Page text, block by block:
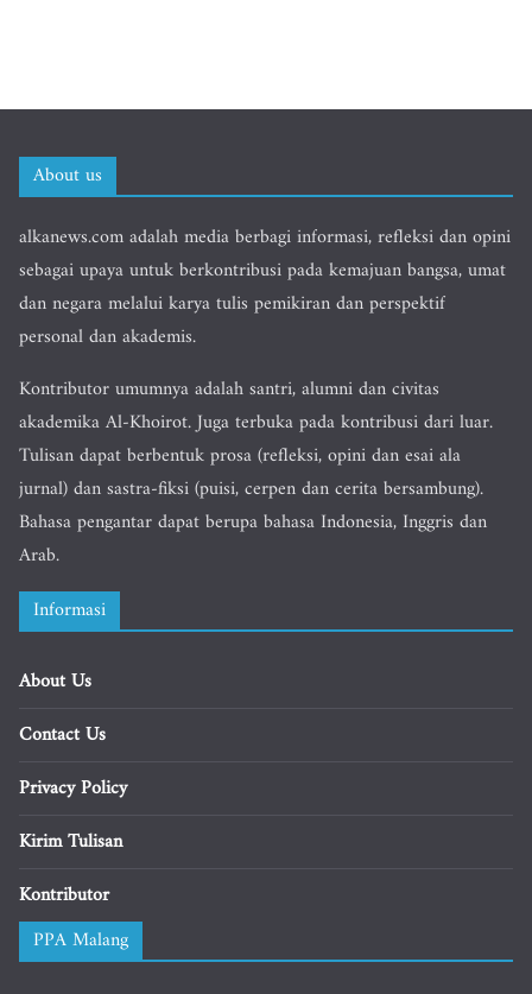
About us
alkanews.com adalah media berbagi informasi, refleksi dan opini
sebagai upaya untuk berkontribusi pada kemajuan bangsa, umat
dan negara melalui karya tulis pemikiran dan perspektif
personal dan akademis.
Kontributor umumnya adalah santri, alumni dan civitas
akademika Al-Khoirot. Juga terbuka pada kontribusi dari luar.
Tulisan dapat berbentuk prosa (refleksi, opini dan esai ala
jurnal) dan sastra-fiksi (puisi, cerpen dan cerita bersambung).
Bahasa pengantar dapat berupa bahasa Indonesia, Inggris dan
Arab.
Informasi
About Us
Contact Us
Privacy Policy
Kirim Tulisan
Kontributor
PPA Malang